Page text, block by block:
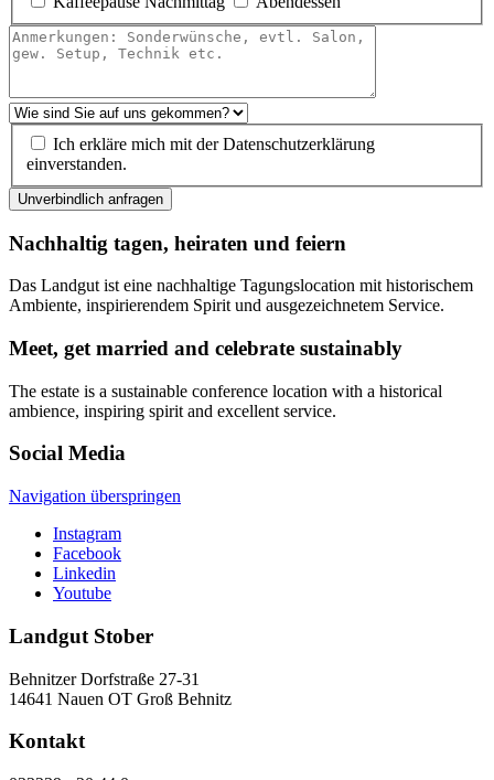
Ich erkläre mich mit der Datenschutzerklärung
einverstanden.
Unverbindlich anfragen
Nachhaltig tagen, heiraten und feiern
Das Landgut ist eine nachhaltige Tagungslocation mit historischem
Ambiente, inspirierendem Spirit und ausgezeichnetem Service.
Meet, get married and celebrate sustainably
The estate is a sustainable conference location with a historical
ambience, inspiring spirit and excellent service.
Social Media
Navigation überspringen
Instagram
Facebook
Linkedin
Youtube
Landgut Stober
Behnitzer Dorfstraße 27-31
14641 Nauen OT Groß Behnitz
Kontakt